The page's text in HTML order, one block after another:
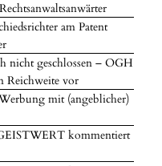
am Patent
nicht geschlossen – OGH
Reichweite vor
mit (angeblicher)
kommentiert